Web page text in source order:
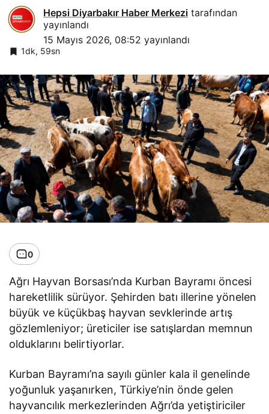
Hepsi Diyarbakır Haber Merkezi tarafından
yayınlandı
15 Mayıs 2026, 08:52 yayınlandı
1dk, 59sn
0
Ağrı Hayvan Borsası’nda Kurban Bayramı öncesi
hareketlilik sürüyor. Şehirden batı illerine yönelen
büyük ve küçükbaş hayvan sevklerinde artış
gözlemleniyor; üreticiler ise satışlardan memnun
olduklarını belirtiyorlar.
Kurban Bayramı’na sayılı günler kala il genelinde
yoğunluk yaşanırken, Türkiye’nin önde gelen
hayvancılık merkezlerinden Ağrı’da yetiştiriciler